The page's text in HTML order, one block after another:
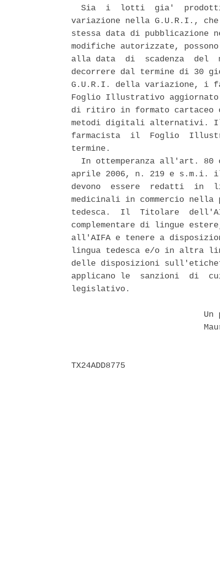
Sia  i  lotti  gia'
variazione nella G.U.R.I.,
stessa data di
modifiche autorizzate,
alla data  di  scadenza  del
decorrere dal termine di 30
G.U.R.I. della variazione, i
Foglio Illustrativo
di ritiro in formato cartaceo
metodi digitali alternativi.
farmacista  il  Foglio
termine.
In ottemperanza all'art. 80
aprile 2006, n. 219 e
devono  essere  redatti  in
medicinali in commercio
tedesca.  Il  Titolare
complementare di lingue
all'AIFA e tenere a
lingua tedesca e/o in altra
delle disposizioni
applicano le  sanzioni  di
legislativo.
Un